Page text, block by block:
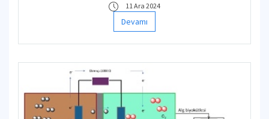
11 Ara 2024
Devamı